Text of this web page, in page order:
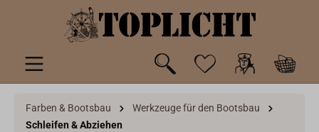
springen
Farben & Bootsbau
Werkzeuge für den Bootsbau
Schleifen & Abziehen